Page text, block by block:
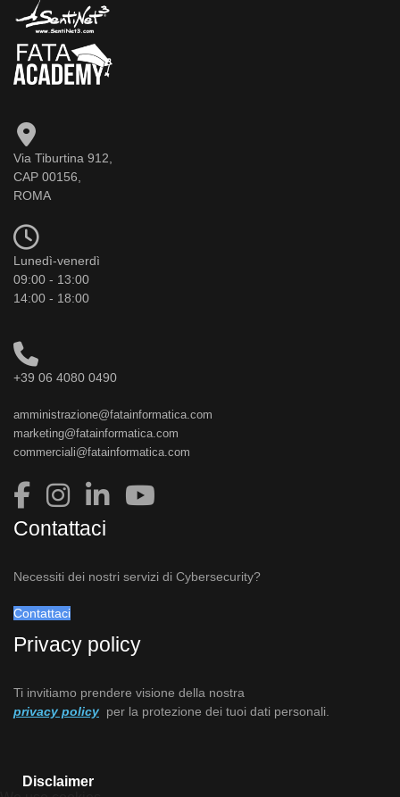
Via Tiburtina 912,
CAP 00156,
ROMA
Lunedì-venerdì
09:00 - 13:00
14:00 - 18:00
+39 06 4080 0490
amministrazione@fatainformatica.com
marketing@fatainformatica.com
commerciali@fatainformatica.com
Contattaci
Necessiti dei nostri servizi di Cybersecurity?
Contattaci
Privacy policy
Ti invitiamo prendere visione della nostra
privacy policy per la protezione dei tuoi dati personali.
Disclaimer